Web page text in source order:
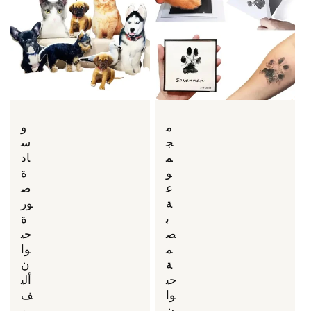
و
س
اد
ة
ص
ور
ة
حي
وا
ن
ألي
ف
م
ج
م
و
ع
ة
ب
ص
م
ة
حي
وا